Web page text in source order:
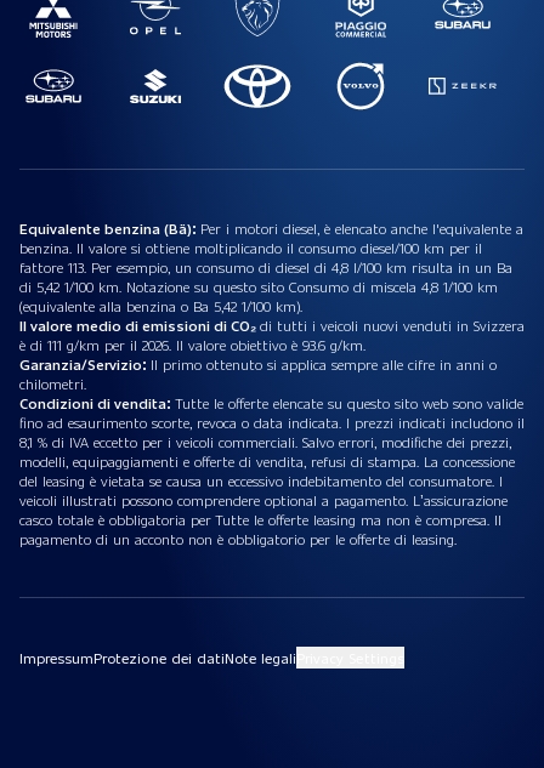
Equivalente benzina (Bä): Per i motori diesel, è elencato anche l'equivalente a
benzina. Il valore si ottiene moltiplicando il consumo diesel/100 km per il
fattore 113. Per esempio, un consumo di diesel di 4,8 l/100 km risulta in un Ba
di 5,42 1/100 km. Notazione su questo sito Consumo di miscela 4,8 1/100 km
(equivalente alla benzina o Ba 5,42 1/100 km).
Il valore medio di emissioni di CO₂di tutti i veicoli nuovi venduti in Svizzera
è di 111 g/km per il 2026. Il valore obiettivo è 93.6 g/km.
Garanzia/Servizio: Il primo ottenuto si applica sempre alle cifre in anni o
chilometri.
Condizioni di vendita: Tutte le offerte elencate su questo sito web sono valide
fino ad esaurimento scorte, revoca o data indicata. I prezzi indicati includono il
8,1 % di IVA eccetto per i veicoli commerciali. Salvo errori, modifiche dei prezzi,
modelli, equipaggiamenti e offerte di vendita, refusi di stampa. La concessione
del leasing è vietata se causa un eccessivo indebitamento del consumatore. I
veicoli illustrati possono comprendere optional a pagamento. L’assicurazione
casco totale è obbligatoria per Tutte le offerte leasing ma non è compresa. Il
pagamento di un acconto non è obbligatorio per le offerte di leasing.
ImpressumProtezione dei datiNote legali